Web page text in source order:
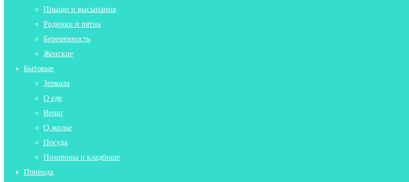
Прыщи и высыпания
Родинки и пятна
Беременность
Женские
Бытовые
Зеркала
О еде
Вещи
О жилье
Посуда
Похороны и кладбище
Природа